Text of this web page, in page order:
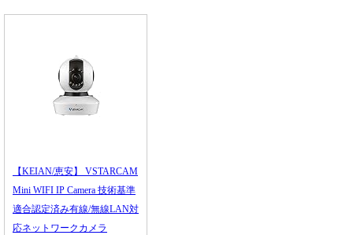
【KEIAN/恵安】 VSTARCAM
Mini WIFI IP Camera 技術基準
適合認定済み有線/無線LAN対
応ネットワークカメラ